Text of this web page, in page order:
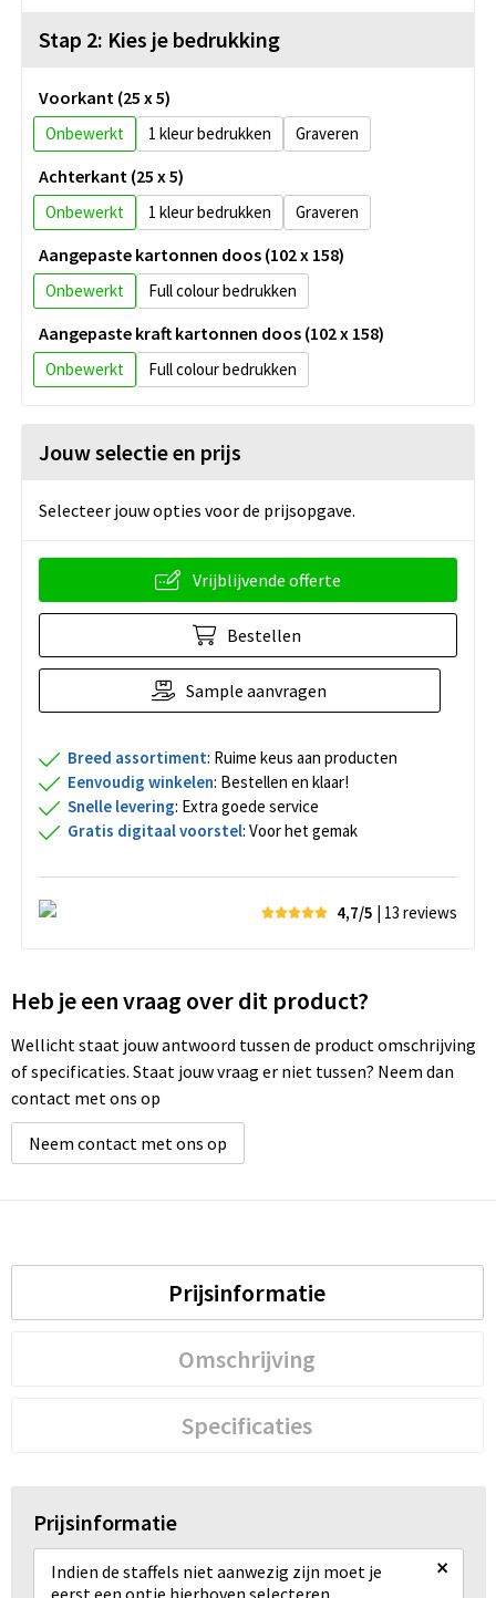
Stap 2: Kies je bedrukking
Voorkant (25 x 5)
Onbewerkt 1 Graveren
Achterkant (25 x 5)
Onbewerkt 1 Graveren
Aangepaste kartonnen doos (102 x 158)
Onbewerkt Full colour
Aangepaste kraft kartonnen doos (102 x 158)
Onbewerkt Full colour
Jouw selectie en prijs
Selecteer jouw opties voor de prijsopgave.
Vrijblijvende offerte
Bestellen
Sample aanvragen
Breed assortiment: Ruime keus aan producten
Eenvoudig winkelen: Bestellen en klaar!
Snelle levering: Extra goede service
Gratis digitaal voorstel: Voor het gemak
4,7/5 | 13 reviews
Heb je een vraag over dit product?
Wellicht staat jouw antwoord tussen de product omschrijving
of specificaties. Staat jouw vraag er niet tussen? Neem dan
contact met ons op
Neem contact met ons op
Prijsinformatie
Omschrijving
Specificaties
Prijsinformatie
Indien de staffels niet aanwezig zijn moet je
eerst een optie hierboven selecteren
×